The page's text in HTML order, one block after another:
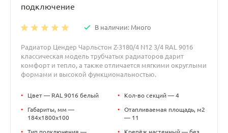
подключение
В наличии: Много
Радиатор Цендер Чарльстон Z-3180/4 N12 3/4 RAL 9016
классическая модель трубчатых радиаторов дарит
комфорт и тепло, а также отличается мягкими округлыми
формами и высокой функциональностью.
• Цвет — RAL 9016 белый
•
Габариты, мм —
184x1800x100
• Кол-во секций — 4
•
Отапливаемая площадь, м2
— 11